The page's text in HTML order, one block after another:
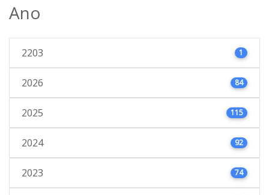
Ano
2203 1
2026 84
2025 115
2024 92
2023 74